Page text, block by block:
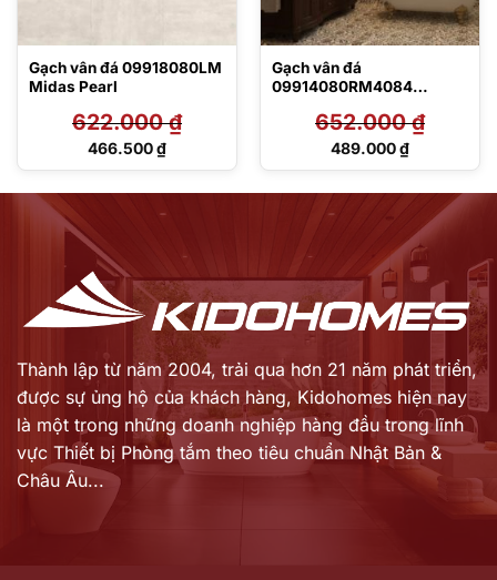
Gạch vân đá 09918080LM
Midas Pearl
622.000₫
Giá
466.500₫
Giá
Gạch vân đá
09914080RM4084
652.000₫
Giá
489.000₫
Giá
489.000 ₫.
Thành lập từ năm 2004, trải qua hơn 21 năm phát triển,
được sự ủng hộ của khách hàng, Kidohomes hiện nay
là một trong những doanh nghiệp hàng đầu trong lĩnh
vực Thiết bị Phòng tắm theo tiêu chuẩn Nhật Bản &
Châu Âu...